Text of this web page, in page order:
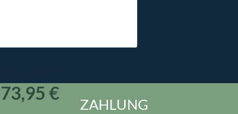
73,95 €
ZAHLUNG